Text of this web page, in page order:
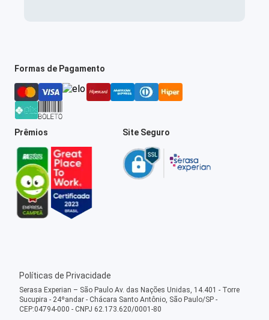
Formas de Pagamento
Prêmios Site Seguro
Políticas de Privacidade
Serasa Experian – São Paulo Av. das Nações Unidas, 14.401 - Torre
Sucupira - 24ºandar - Chácara Santo Antônio, São Paulo/SP -
CEP:04794-000 - CNPJ 62.173.620/0001-80